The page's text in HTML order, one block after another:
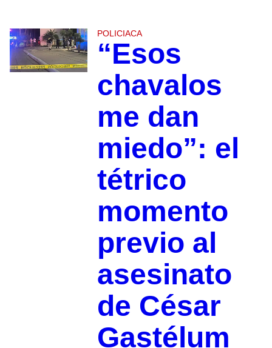
POLICIACA
“Esos
chavalos
me dan
miedo”: el
tétrico
momento
previo al
asesinato
de César
Gastélum